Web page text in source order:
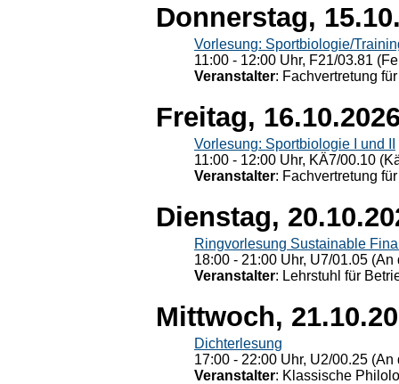
Donnerstag,
Vorlesung: Sportbiologie/
11:00 - 12:00 Uhr, F21/03.81
Veranstalter: Fachvertretung
Freitag,
Vorlesung: Sportbiologie I und II
11:00 - 12:00 Uhr, KÄ7/00.10
Veranstalter: Fachvertretung
Dienstag,
Ringvorlesung Sustainable
18:00 - 21:00 Uhr, U7/01.05
Veranstalter: Lehrstuhl für
Mittwoch,
Dichterlesung
17:00 - 22:00 Uhr, U2/00.25
Veranstalter: Klassische